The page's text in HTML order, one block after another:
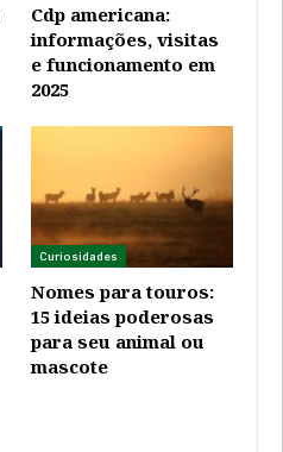
Cdp americana:
informações, visitas
e funcionamento em
2025
Curiosidades
Nomes para touros:
15 ideias poderosas
para seu animal ou
mascote